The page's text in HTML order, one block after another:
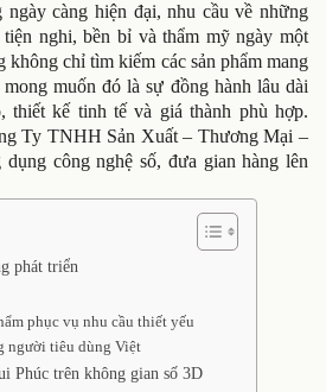
ngày càng hiện đại, nhu cầu về những
nghi, bền bỉ và thẩm mỹ ngày một
không chỉ tìm kiếm các sản phẩm mang
muốn đó là sự đồng hành lâu dài
thiết kế tinh tế và giá thành phù hợp.
Ty TNHH Sản Xuất – Thương Mại –
dụng công nghệ số, đưa gian hàng lên
phát triển
phục vụ nhu cầu thiết yếu
người tiêu dùng Việt
Phúc trên không gian số 3D